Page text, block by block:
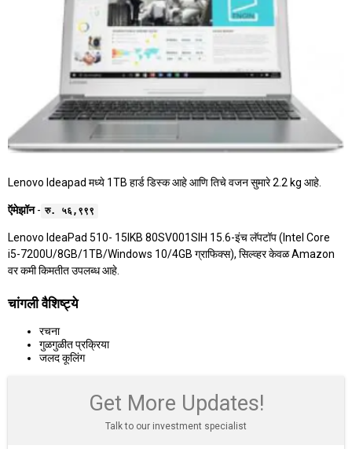
Lenovo Ideapad मध्ये 1TB हार्ड डिस्क आहे आणि तिचे वजन सुमारे 2.2 kg आहे.
ऍमेझॉन- रु. ५६,९९९
Lenovo IdeaPad 510- 15IKB 80SV001SIH 15.6-इंच लॅपटॉप (Intel Core
i5-7200U/8GB/1TB/Windows 10/4GB ग्राफिक्स), सिल्व्हर केवळ Amazon
वर कमी किमतीत उपलब्ध आहे.
चांगली वैशिष्ट्ये
रचना
गुळगुळीत प्रक्रिया
जलद कूलिंग
Get More Updates!
Talk to our investment specialist